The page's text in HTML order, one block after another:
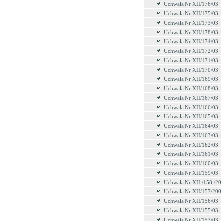
Uchwała Nr XII/176/03
Uchwała Nr XII/175/03
Uchwała Nr XII/173/03
Uchwała Nr XII/178/03
Uchwała Nr XII/174/03
Uchwała Nr XII/172/03
Uchwała Nr XII/171/03
Uchwała Nr XII/170/03
Uchwała Nr XII/169/03
Uchwała Nr XII/168/03
Uchwała Nr XII/167/03
Uchwała Nr XII/166/03
Uchwała Nr XII/165/03
Uchwała Nr XII/164/03
Uchwała Nr XII/163/03
Uchwała Nr XII/162/03
Uchwała Nr XII/161/03
Uchwała Nr XII/160/03
Uchwała Nr XII/159/03
Uchwała Nr XII /158 /
Uchwała Nr XII/157/
Uchwała Nr XII/156/03
Uchwała Nr XII/155/03
Uchwała Nr XII/153/03